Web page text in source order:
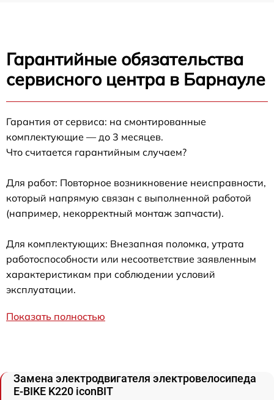
Гарантийные обязательства
сервисного центра в Барнауле
Гарантия от сервиса: на смонтированные
комплектующие — до 3 месяцев.
Что считается гарантийным случаем?
Для работ: Повторное возникновение неисправности,
который напрямую связан с выполненной работой
(например, некорректный монтаж запчасти).
Для комплектующих: Внезапная поломка, утрата
работоспособности или несоответствие заявленным
характеристикам при соблюдении условий
эксплуатации.
Показать полностью
Замена электродвигателя электровелосипеда
E-BIKE K220 iconBIT